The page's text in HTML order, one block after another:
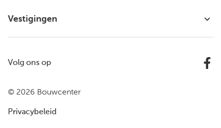
Vestigingen
© 2026 Bouwcenter
Privacybeleid
Volg ons op